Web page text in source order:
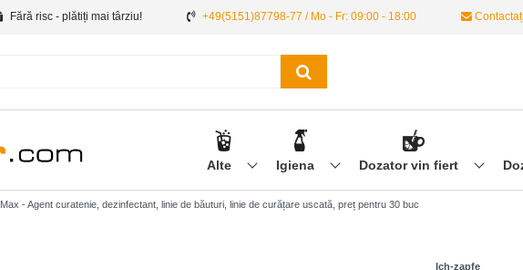
Fără risc - plătiți mai târziu! +49(5151)87798-77 / Mo - Fr: 09:00 - 18:00 Contactați
Alte Igiena Dozator vin fiert
- Agent curatenie, dezinfectant, linie de băuturi, linie de curățare uscată, preț pentru 30 buc
Ich-zapfe